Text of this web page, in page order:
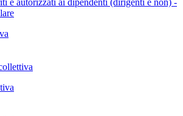
e autorizzati ai dipendenti (dirigenti e non) -